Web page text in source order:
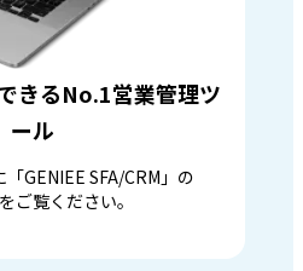
きるNo.1営業管理ツ
ール
GENIEE SFA/CRM」の
ご覧ください。